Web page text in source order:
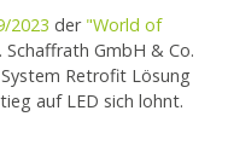
2023 der "World of
Schaffrath GmbH & Co.
Retrofit Lösung
auf LED sich lohnt.